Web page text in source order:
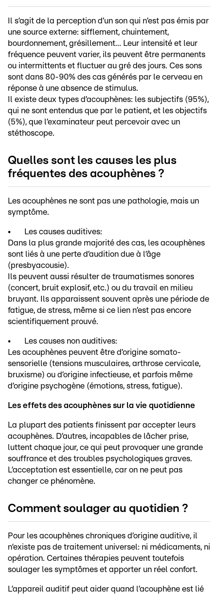
Il s’agit de la perception d’un son qui n’est pas émis par
une source externe: sifflement, chuintement,
bourdonnement, grésillement... Leur intensité et leur
fréquence peuvent varier, ils peuvent être permanents
ou intermittents et fluctuer au gré des jours. Ces sons
sont dans 80-90% des cas générés par le cerveau en
réponse à une absence de stimulus.
Il existe deux types d’acouphènes: les subjectifs (95%),
qui ne sont entendus que par le patient, et les objectifs
(5%), que l’examinateur peut percevoir avec un
stéthoscope.
Quelles sont les causes les plus
fréquentes des acouphènes ?
Les acouphènes ne sont pas une pathologie, mais un
symptôme.
• Les causes auditives:
Dans la plus grande majorité des cas, les acouphènes
sont liés à une perte d’audition due à l’âge
(presbyacousie).
Ils peuvent aussi résulter de traumatismes sonores
(concert, bruit explosif, etc.) ou du travail en milieu
bruyant. Ils apparaissent souvent après une période de
fatigue, de stress, même si ce lien n’est pas encore
scientifiquement prouvé.
• Les causes non auditives:
Les acouphènes peuvent être d’origine somato-
sensorielle (tensions musculaires, arthrose cervicale,
bruxisme) ou d’origine infectieuse, et parfois même
d’origine psychogène (émotions, stress, fatigue).
Les effets des acouphènes sur la vie quotidienne
La plupart des patients finissent par accepter leurs
acouphènes. D’autres, incapables de lâcher prise,
luttent chaque jour, ce qui peut provoquer une grande
souffrance et des troubles psychologiques graves.
L’acceptation est essentielle, car on ne peut pas
changer ce phénomène.
Comment soulager au quotidien ?
Pour les acouphènes chroniques d’origine auditive, il
n’existe pas de traitement universel: ni médicaments, ni
opération. Certaines thérapies peuvent toutefois
soulager les symptômes et apporter un réel confort.
L’appareil auditif peut aider quand l’acouphène est lié